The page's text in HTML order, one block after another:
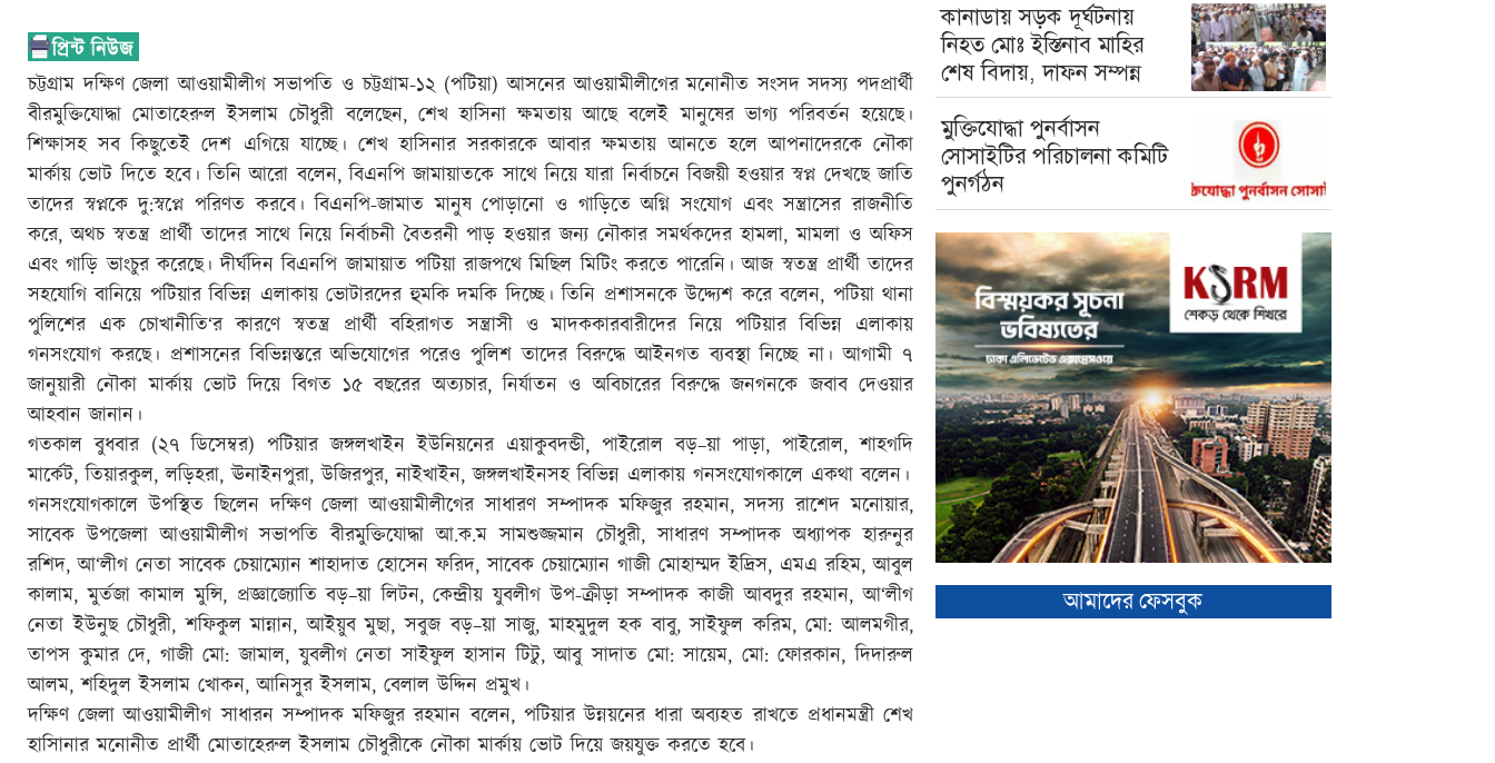
চট্টগ্রাম দক্ষিণ জেলা আওয়ামীলীগ সভাপতি ও চট্টগ্রাম-১২ (পটিয়া) আসনের আওয়ামীলীগের মনোনীত সংসদ সদস্য পদপ্রার্থী
বীরমুক্তিযোদ্ধা মোতাহেরুল ইসলাম চৌধুরী বলেছেন, শেখ হাসিনা ক্ষমতায় আছে বলেই মানুষের ভাগ্য পরিবর্তন হয়েছে।
শিক্ষাসহ সব কিছুতেই দেশ এগিয়ে যাচ্ছে। শেখ হাসিনার সরকারকে আবার ক্ষমতায় আনতে হলে আপনাদেরকে নৌকা
মার্কায় ভোট দিতে হবে। তিনি আরো বলেন, বিএনপি জামায়াতকে সাথে নিয়ে যারা নির্বাচনে বিজয়ী হওয়ার স্বপ্ন দেখছে জাতি
তাদের স্বপ্নকে দু:স্বপ্নে পরিণত করবে। বিএনপি-জামাত মানুষ পোড়ানো ও গাড়িতে অগ্নি সংযোগ এবং সন্ত্রাসের রাজনীতি
করে, অথচ স্বতন্ত্র প্রার্থী তাদের সাথে নিয়ে নির্বাচনী বৈতরনী পাড় হওয়ার জন্য নৌকার সমর্থকদের হামলা, মামলা ও অফিস
এবং গাড়ি ভাংচুর করেছে। দীর্ঘদিন বিএনপি জামায়াত পটিয়া রাজপথে মিছিল মিটিং করতে পারেনি। আজ স্বতন্ত্র প্রার্থী তাদের
সহযোগি বানিয়ে পটিয়ার বিভিন্ন এলাকায় ভোটারদের হুমকি দমকি দিচ্ছে। তিনি প্রশাসনকে উদ্দ্যেশ করে বলেন, পটিয়া থানা
পুলিশের এক চোখানীতি‘র কারণে স্বতন্ত্র প্রার্থী বহিরাগত সন্ত্রাসী ও মাদককারবারীদের নিয়ে পটিয়ার বিভিন্ন এলাকায়
গনসংযোগ করছে। প্রশাসনের বিভিন্নস্তরে অভিযোগের পরেও পুলিশ তাদের বিরুদ্ধে আইনগত ব্যবস্থা নিচ্ছে না। আগামী ৭
জানুয়ারী নৌকা মার্কায় ভোট দিয়ে বিগত ১৫ বছরের অত্যচার, নির্যাতন ও অবিচারের বিরুদ্ধে জনগনকে জবাব দেওয়ার
আহবান জানান।
গতকাল বুধবার (২৭ ডিসেম্বর) পটিয়ার জঙ্গলখাইন ইউনিয়নের এয়াকুবদন্ডী, পাইরোল বড়–য়া পাড়া, পাইরোল, শাহগদি
মার্কেট, তিয়ারকুল, লড়িহরা, ঊনাইনপুরা, উজিরপুর, নাইখাইন, জঙ্গলখাইনসহ বিভিন্ন এলাকায় গনসংযোগকালে একথা বলেন।
গনসংযোগকালে উপস্থিত ছিলেন দক্ষিণ জেলা আওয়ামীলীগের সাধারণ সম্পাদক মফিজুর রহমান, সদস্য রাশেদ মনোয়ার,
সাবেক উপজেলা আওয়ামীলীগ সভাপতি বীরমুক্তিযোদ্ধা আ.ক.ম সামশুজ্জমান চৌধুরী, সাধারণ সম্পাদক অধ্যাপক হারুনুর
রশিদ, আ‘লীগ নেতা সাবেক চেয়াম্যোন শাহাদাত হোসেন ফরিদ, সাবেক চেয়াম্যোন গাজী মোহাম্মদ ইদ্রিস, এমএ রহিম, আবুল
কালাম, মুর্তজা কামাল মুন্সি, প্রজ্ঞাজ্যোতি বড়–য়া লিটন, কেন্দ্রীয় যুবলীগ উপ-ক্রীড়া সম্পাদক কাজী আবদুর রহমান, আ‘লীগ
নেতা ইউনুছ চৌধুরী, শফিকুল মান্নান, আইয়ুব মুছা, সবুজ বড়–য়া সাজু, মাহমুদুল হক বাবু, সাইফুল করিম, মো: আলমগীর,
তাপস কুমার দে, গাজী মো: জামাল, যুবলীগ নেতা সাইফুল হাসান টিটু, আবু সাদাত মো: সায়েম, মো: ফোরকান, দিদারুল
আলম, শহিদুল ইসলাম খোকন, আনিসুর ইসলাম, বেলাল উদ্দিন প্রমুখ।
দক্ষিণ জেলা আওয়ামীলীগ সাধারন সম্পাদক মফিজুর রহমান বলেন, পটিয়ার উন্নয়নের ধারা অব্যহত রাখতে প্রধানমন্ত্রী শেখ
হাসিানার মনোনীত প্রার্থী মোতাহেরুল ইসলাম চৌধুরীকে নৌকা মার্কায় ভোট দিয়ে জয়যুক্ত করতে হবে।
কানাডায় সড়ক দূর্ঘটনায়
নিহত মোঃ ইস্তিনাব মাহির
শেষ বিদায়, দাফন সম্পন্ন
মুক্তিযোদ্ধা পুনর্বাসন
সোসাইটির পরিচালনা কমিটি
পুনর্গঠন
আমাদের ফেসবুক